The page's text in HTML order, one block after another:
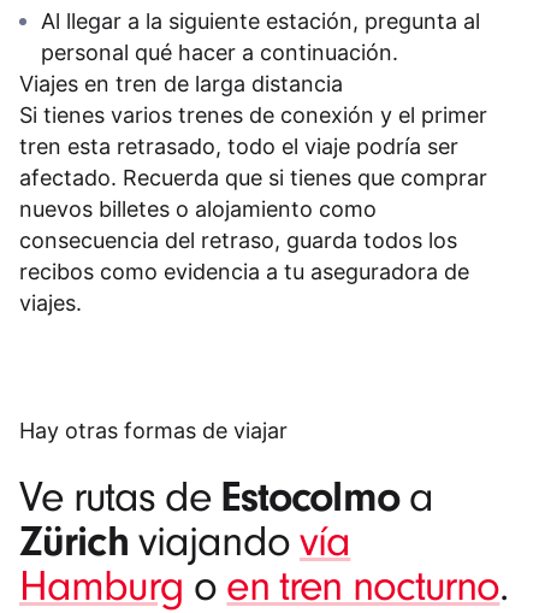
Al llegar a la siguiente estación, pregunta al
personal qué hacer a continuación.
Viajes en tren de larga distancia
Si tienes varios trenes de conexión y el primer
tren esta retrasado, todo el viaje podría ser
afectado. Recuerda que si tienes que comprar
nuevos billetes o alojamiento como
consecuencia del retraso, guarda todos los
recibos como evidencia a tu aseguradora de
viajes.
Hay otras formas de viajar
Ve rutas de Estocolmoa
Zürich viajandovía
Hamburg o en tren nocturno.